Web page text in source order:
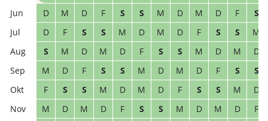
D
M D F S S M D M D F
S
D
F S S M D M D F S S
M
S
M D M D F S S M D M
D
M
D F S S M D M D F S
S
F
S S M D M D F S S M
D
M
D M D F S S M D M D
F